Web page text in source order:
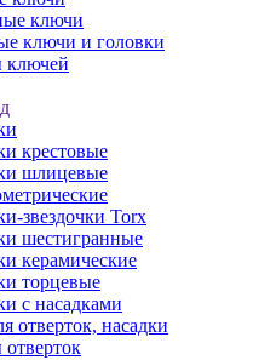
ключи
ключи и головки
ключей
крестовые
шлицевые
звездочки Torx
шестигранные
керамические
торцевые
с насадками
отверток, насадки